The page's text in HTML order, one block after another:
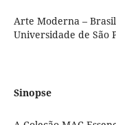
Arte Moderna –
Universidade de São
Sinopse